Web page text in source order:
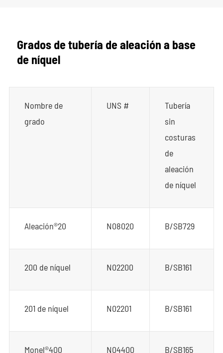
Grados de tubería de aleación a base
de níquel
Nombre de
grado
UNS #
Tubería
sin
costuras
de
aleación
de níquel
Aleación®20 N08020 B/SB729
200 de níquel N02200 B/SB161
201 de níquel N02201 B/SB161
Monel®400 N04400 B/SB165